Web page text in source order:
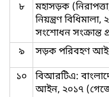
৮
মহাসড়ক
নিয়ন্ত্রণ
সংশোধন সংক্রান্ত
৯
সড়ক পরিবহণ
১০
বিআরটিএ:
আইন, ২০১৭